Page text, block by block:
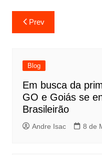
Prev
Blog
Em busca da
GO e Goiás se
Brasileirão
Andre Isac 8 de